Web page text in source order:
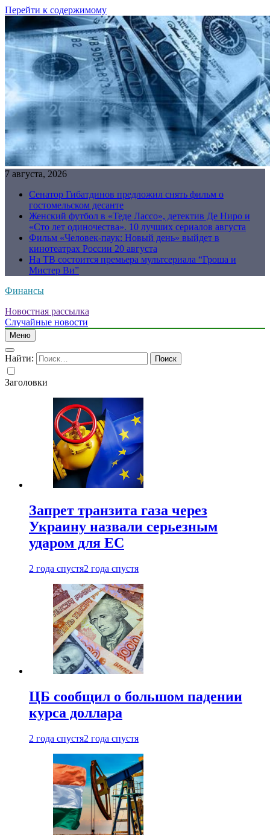
Перейти к содержимому
7 августа, 2026
Сенатор Гибатдинов предложил снять фильм о
гостомельском десанте
Женский футбол в «Теде Лассо», детектив Де Ниро и
«Сто лет одиночества». 10 лучших сериалов августа
Фильм «Человек-паук: Новый день» выйдет в
кинотеатрах России 20 августа
На ТВ состоится премьера мультсериала “Гроша и
Мистер Ви”
Финансы
Новостная рассылка
Случайные новости
Меню
Найти:
Заголовки
Запрет транзита газа через
Украину назвали серьезным
ударом для ЕС
2 года спустя2 года спустя
ЦБ сообщил о большом падении
курса доллара
2 года спустя2 года спустя